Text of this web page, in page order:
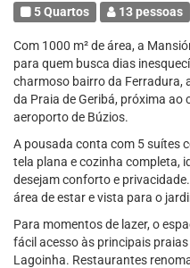
5 Quartos 13 pessoas
Com 1000 m² de área, a
para quem busca dias
charmoso bairro da Ferradura,
da Praia de Geribá, próxima ao
aeroporto de Búzios.
A pousada conta com 5 suítes
tela plana e cozinha completa,
desejam conforto e
área de estar e vista para o
Para momentos de lazer, o
fácil acesso às principais
Lagoinha. Restaurantes